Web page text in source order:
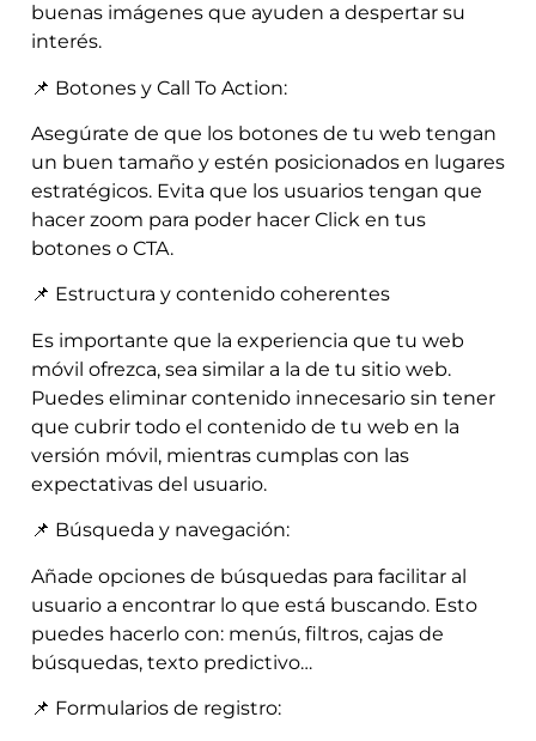
buenas imágenes que ayuden a despertar su
interés.
📌 Botones y Call To Action:
Asegúrate de que los botones de tu web tengan
un buen tamaño y estén posicionados en lugares
estratégicos. Evita que los usuarios tengan que
hacer zoom para poder hacer Click en tus
botones o CTA.
📌 Estructura y contenido coherentes
Es importante que la experiencia que tu web
móvil ofrezca, sea similar a la de tu sitio web.
Puedes eliminar contenido innecesario sin tener
que cubrir todo el contenido de tu web en la
versión móvil, mientras cumplas con las
expectativas del usuario.
📌 Búsqueda y navegación:
Añade opciones de búsquedas para facilitar al
usuario a encontrar lo que está buscando. Esto
puedes hacerlo con: menús, filtros, cajas de
búsquedas, texto predictivo…
📌 Formularios de registro: